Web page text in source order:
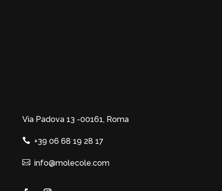
Via Padova 13 -00161, Roma
+39 06 68 19 28 17
info@molecole.com